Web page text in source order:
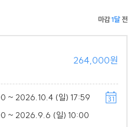
1달
264,000원
~ 2026.10.4 (일) 17:59
~ 2026.9.6 (일) 10:00